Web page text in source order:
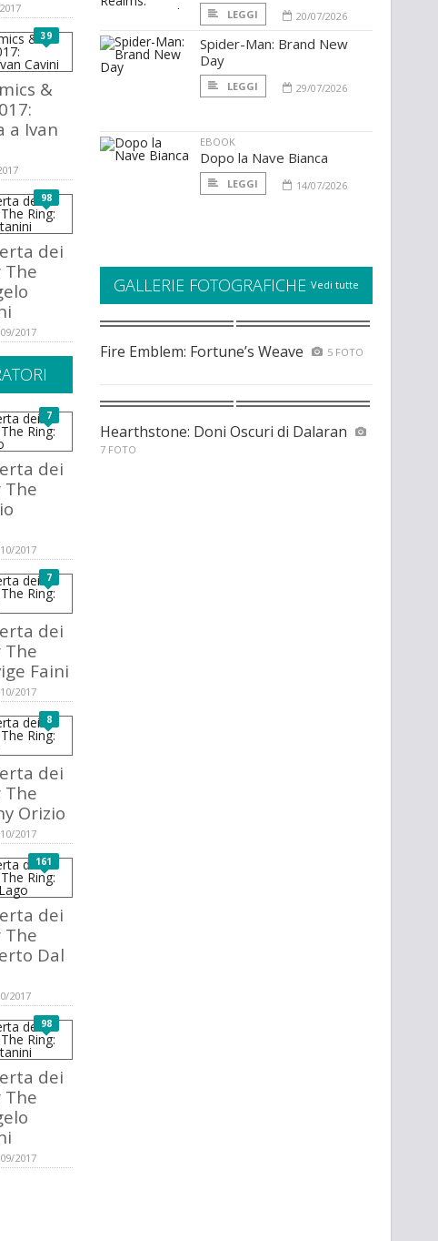
39
&
a Ivan
98
dei
The
2017
7
dei
The
2017
7
dei
The
Faini
2017
8
dei
The
Orizio
2017
161
dei
The
Dal
2017
98
dei
The
2017
LEGGI 20/07/2026
Spider-Man: Brand New
Day
LEGGI 29/07/2026
EBOOK
Dopo la Nave Bianca
LEGGI 14/07/2026
GALLERIE FOTOGRAFICHE Vedi tutte
Fire Emblem: Fortune’s Weave 5 FOTO
Hearthstone: Doni Oscuri di Dalaran
7 FOTO